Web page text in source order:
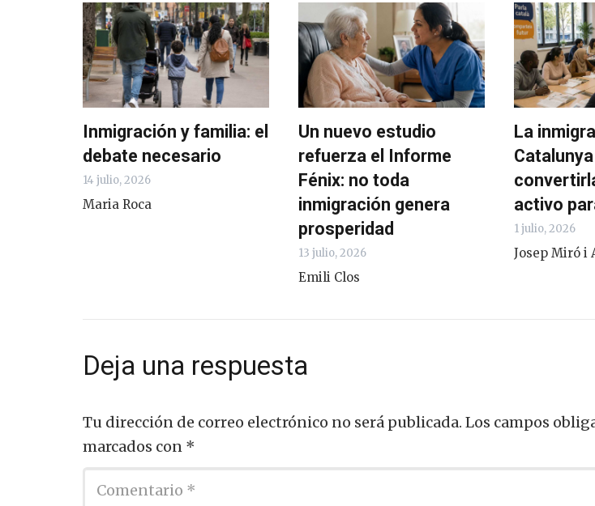
Inmigración y familia: el
debate necesario
14 julio, 2026
Maria Roca
Un nuevo estudio
refuerza el Informe
Fénix: no toda
inmigración genera
prosperidad
13 julio, 2026
Emili Clos
La
activo
1 julio, 2026
Josep Miró i
Deja una respuesta
Tu dirección de correo electrónico no será publicada. Los campos
marcados con *